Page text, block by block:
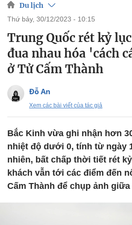
Du lịch
thứ bảy, 30/12/2023 - 10:15
Trung Quốc rét kỷ
đua nhau hóa 'cách
ở Tử Cấm Thành
Đỗ An
Xem các bài viết của tác giả
Bắc Kinh vừa ghi nhận hơn
nhiệt độ dưới 0, tính từ ngày
nhiên, bất chấp thời tiết rét
khách vẫn tới các điểm đến
Cấm Thành để chụp ảnh